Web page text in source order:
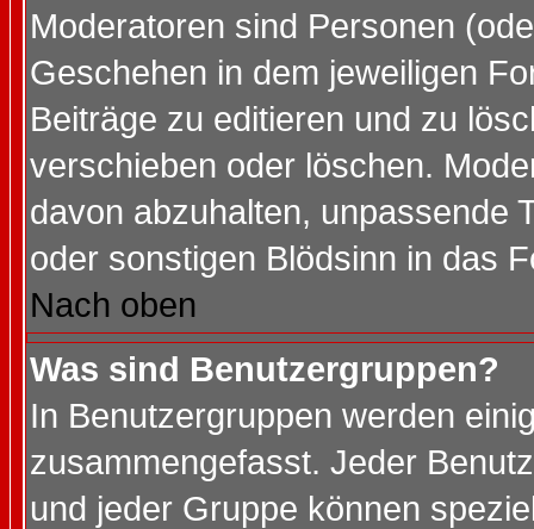
Moderatoren sind Personen
Geschehen in dem jeweiligen
Beiträge zu editieren und zu
verschieben oder löschen.
davon abzuhalten, unpassende
oder sonstigen Blödsinn in das
Nach oben
Was sind Benutzergruppen?
In Benutzergruppen werden
zusammengefasst. Jeder
und jeder Gruppe können